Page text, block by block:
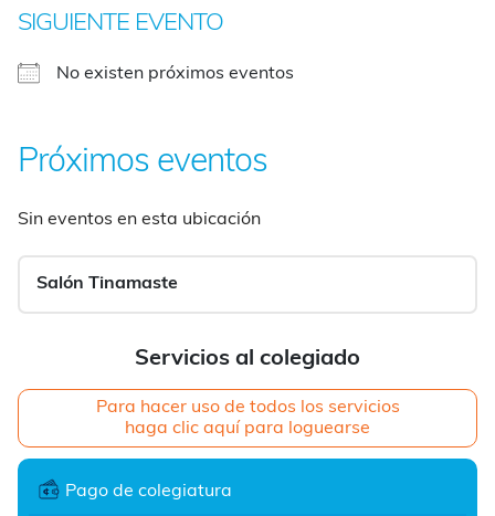
Servicios al colegiado
Para hacer uso de todos los servicios
haga clic aquí para loguearse
Pago de colegiatura
SIGUIENTE EVENTO
No existen próximos eventos
Próximos eventos
Sin eventos en esta ubicación
Salón Tinamaste